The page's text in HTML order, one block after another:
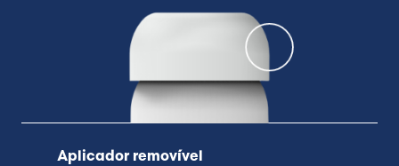
Aplicador removível